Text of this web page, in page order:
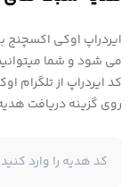
ایردراپ اوکی اکسچنج
می شود و شما
کد ایردراپ از تلگرام
روی گزینه دریافت